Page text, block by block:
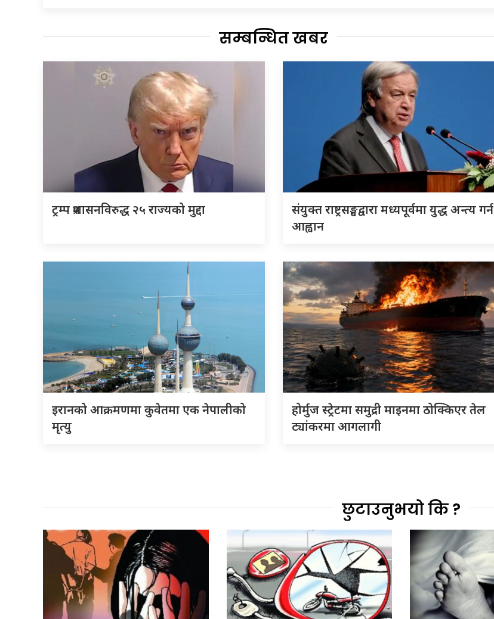
सम्बन्धित खबर
ट्रम्प प्रशासनविरुद्ध २५ राज्यको मुद्दा
संयुक्त राष्ट्रसङ्घद्वारा मध्यपूर्वमा युद्ध अन्त्य गर्न
आह्वान
इरानको आक्रमणमा कुवेतमा एक नेपालीको
मृत्यु
होर्मुज स्ट्रेटमा समुद्री माइनमा ठोक्किएर तेल
ट्यांकरमा आगलागी
छुटाउनुभयो कि ?